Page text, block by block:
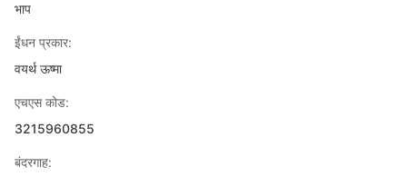
भाप
ईंधन प्रकार:
वयर्थ ऊष्मा
एचएस कोड:
3215960855
बंदरगाह: